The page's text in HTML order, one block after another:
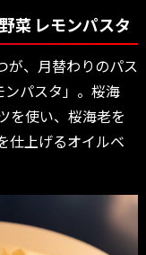
菜 レモンパスタ
が、月替わりのパス
ンパスタ」。桜海
を使い、桜海老を
仕上げるオイルベ